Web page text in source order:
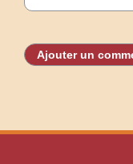
Ajouter un